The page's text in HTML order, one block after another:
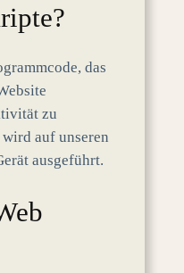
das
zu
auf unseren
ausgeführt.